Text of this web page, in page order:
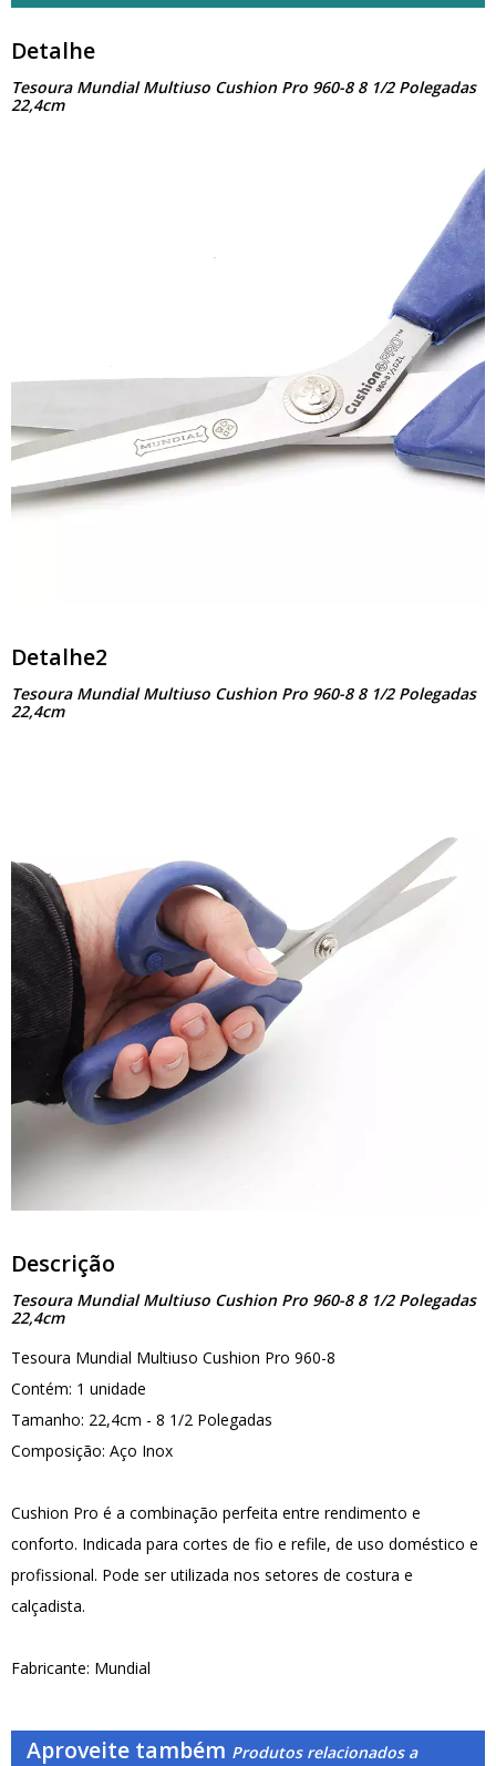
Detalhe
Tesoura Mundial Multiuso Cushion Pro 960-8 8 1/2 Polegadas
22,4cm
Detalhe2
Tesoura Mundial Multiuso Cushion Pro 960-8 8 1/2 Polegadas
22,4cm
Descrição
Tesoura Mundial Multiuso Cushion Pro 960-8 8 1/2 Polegadas
22,4cm
Tesoura Mundial Multiuso Cushion Pro 960-8
Contém: 1 unidade
Tamanho: 22,4cm - 8 1/2 Polegadas
Composição: Aço Inox
Cushion Pro é a combinação perfeita entre rendimento e
conforto. Indicada para cortes de fio e refile, de uso doméstico e
profissional. Pode ser utilizada nos setores de costura e
calçadista.
Fabricante: Mundial
Aproveite também Produtos relacionados a